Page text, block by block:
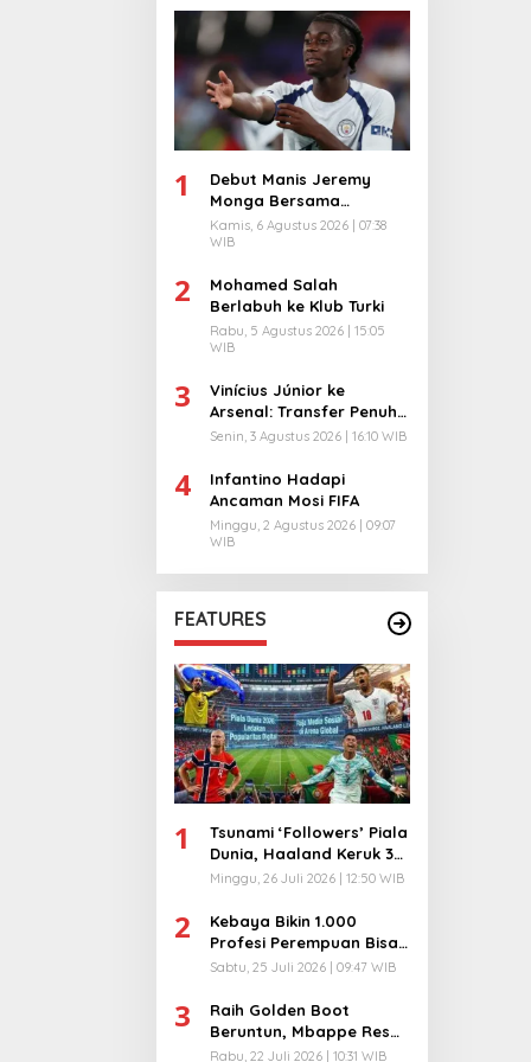
1
Debut Manis Jeremy
Monga Bersama
Manchester City
Kamis, 6 Agustus 2026 | 07:38
WIB
2
Mohamed Salah
Berlabuh ke Klub Turki
Rabu, 5 Agustus 2026 | 15:05
WIB
3
Vinícius Júnior ke
Arsenal: Transfer Penuh
Risiko
Senin, 3 Agustus 2026 | 16:10 WIB
4
Infantino Hadapi
Ancaman Mosi FIFA
Minggu, 2 Agustus 2026 | 09:07
WIB
FEATURES
1
Tsunami ‘Followers’ Piala
Dunia, Haaland Keruk 32
Juta, Kiper 40 Tahun
Minggu, 26 Juli 2026 | 12:50 WIB
2
Kebaya Bikin 1.000
Profesi Perempuan Bisa
Menyatu di Arena
Sabtu, 25 Juli 2026 | 09:47 WIB
3
Raih Golden Boot
Beruntun, Mbappe Resmi
Kunci Takhta Top Skor
Rabu, 22 Juli 2026 | 10:31 WIB